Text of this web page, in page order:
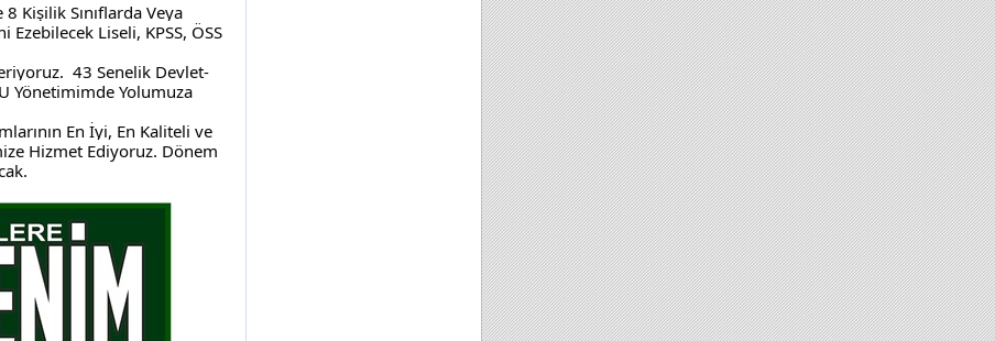
Kişilik Sınıflarda Veya
Liseli, KPSS, ÖSS
43 Senelik Devlet-
Yönetimimde Yolumuza
En İyi, En Kaliteli ve
Hizmet Ediyoruz. Dönem